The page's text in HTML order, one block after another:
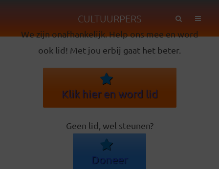
CULTUURPERS
We zijn onafhankelijk. Help ons mee en word
ook lid! Met jou erbij gaat het beter.
Klik hier en word lid
Geen lid, wel steunen?
Doneer